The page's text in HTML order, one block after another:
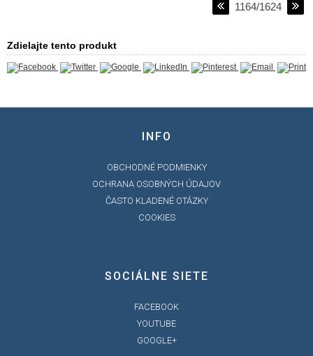
1164/1624
Zdielajte tento produkt
INFO
OBCHODNÉ PODMIENKY
OCHRANA OSOBNÝCH ÚDAJOV
ČASTO KLADENÉ OTÁZKY
COOKIES
SOCIÁLNE SIETE
FACEBOOK
YOUTUBE
GOOGLE+